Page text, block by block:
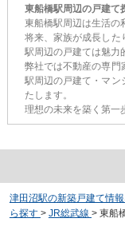
東船橋駅周辺の戸建て
東船橋駅周辺は生活の
将来、家族が成長した
駅周辺の戸建ては魅力
弊社では不動産の専門
駅周辺の戸建て・マン
たします。
理想の未来を築く第一
津田沼駅の新築戸建て情
ら探す > JR総武線 > 東船